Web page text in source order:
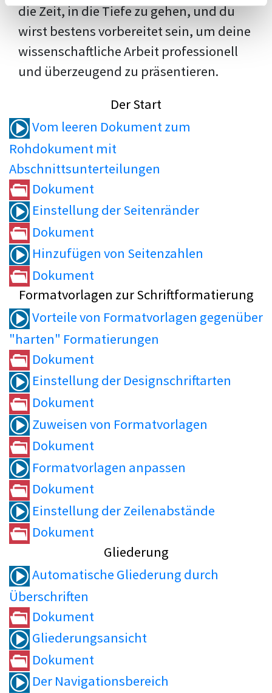
die Zeit, in die Tiefe zu gehen, und du
wirst bestens vorbereitet sein, um deine
wissenschaftliche Arbeit professionell
und überzeugend zu präsentieren.
Der Start
Vom leeren Dokument zum
Rohdokument mit
Abschnittsunterteilungen
Dokument
Einstellung der Seitenränder
Dokument
Hinzufügen von Seitenzahlen
Dokument
Formatvorlagen zur Schriftformatierung
Vorteile von Formatvorlagen gegenüber
"harten" Formatierungen
Dokument
Einstellung der Designschriftarten
Dokument
Zuweisen von Formatvorlagen
Dokument
Formatvorlagen anpassen
Dokument
Einstellung der Zeilenabstände
Dokument
Gliederung
Automatische Gliederung durch
Überschriften
Dokument
Gliederungsansicht
Dokument
Der Navigationsbereich